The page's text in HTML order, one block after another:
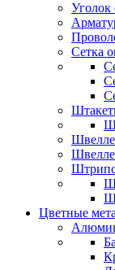
Уголок
Сетка
Цветные